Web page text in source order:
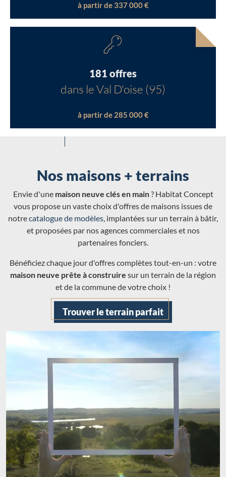
à partir de 337 000 €
181 offres
dans le Val D'oise (95)
à partir de 285 000 €
Nos maisons + terrains
Envie d'une maison neuve clés en main? Habitat Concept
vous propose un vaste choix d'offres de maisons issues de
notrecatalogue de modèles, implantées sur un terrain à bâtir,
et proposées par nos agences commerciales et nos
partenaires fonciers.
Bénéficiez chaque jour d'offres complètes tout-en-un : votre
maison neuve prête à construire sur un terrain de la région
et de la commune de votre choix !
Trouver le terrain parfait